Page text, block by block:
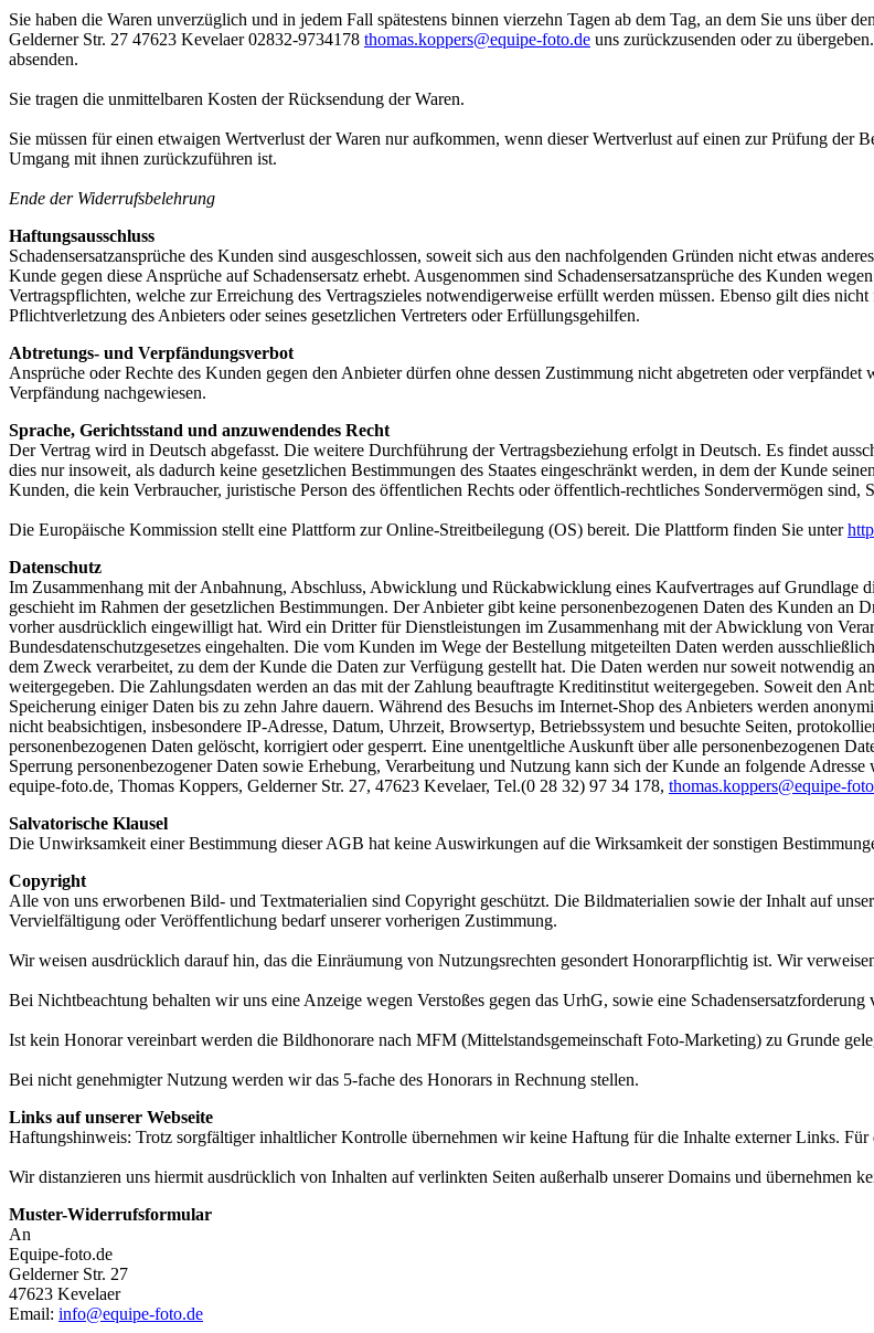
Sie haben die Waren unverzüglich und in jedem Fall spätestens binnen vierzehn Tagen ab dem Tag, an dem Sie uns über
Gelderner Str. 27 47623 Kevelaer 02832-9734178 thomas.koppers@equipe-foto.de uns zurückzusenden oder zu
absenden.
Sie tragen die unmittelbaren Kosten der Rücksendung der Waren.
Sie müssen für einen etwaigen Wertverlust der Waren nur aufkommen, wenn dieser Wertverlust auf einen zur Prüfung der
Umgang mit ihnen zurückzuführen ist.
Ende der Widerrufsbelehrung
Haftungsausschluss
Schadensersatzansprüche des Kunden sind ausgeschlossen, soweit sich aus den nachfolgenden Gründen nicht etwas
Kunde gegen diese Ansprüche auf Schadensersatz erhebt. Ausgenommen sind Schadensersatzansprüche des Kunden
Vertragspflichten, welche zur Erreichung des Vertragszieles notwendigerweise erfüllt werden müssen. Ebenso gilt dies
Pflichtverletzung des Anbieters oder seines gesetzlichen Vertreters oder Erfüllungsgehilfen.
Abtretungs- und Verpfändungsverbot
Ansprüche oder Rechte des Kunden gegen den Anbieter dürfen ohne dessen Zustimmung nicht abgetreten oder
Verpfändung nachgewiesen.
Sprache, Gerichtsstand und anzuwendendes Recht
Der Vertrag wird in Deutsch abgefasst. Die weitere Durchführung der Vertragsbeziehung erfolgt in Deutsch. Es findet
dies nur insoweit, als dadurch keine gesetzlichen Bestimmungen des Staates eingeschränkt werden, in dem der Kunde
Kunden, die kein Verbraucher, juristische Person des öffentlichen Rechts oder öffentlich-rechtliches Sondervermögen sind,
Die Europäische Kommission stellt eine Plattform zur Online-Streitbeilegung (OS) bereit. Die Plattform finden Sie unter
Datenschutz
Im Zusammenhang mit der Anbahnung, Abschluss, Abwicklung und Rückabwicklung eines Kaufvertrages auf Grundlage
geschieht im Rahmen der gesetzlichen Bestimmungen. Der Anbieter gibt keine personenbezogenen Daten des Kunden an
vorher ausdrücklich eingewilligt hat. Wird ein Dritter für Dienstleistungen im Zusammenhang mit der Abwicklung von
Bundesdatenschutzgesetzes eingehalten. Die vom Kunden im Wege der Bestellung mitgeteilten Daten werden
dem Zweck verarbeitet, zu dem der Kunde die Daten zur Verfügung gestellt hat. Die Daten werden nur soweit notwendig
weitergegeben. Die Zahlungsdaten werden an das mit der Zahlung beauftragte Kreditinstitut weitergegeben. Soweit den
Speicherung einiger Daten bis zu zehn Jahre dauern. Während des Besuchs im Internet-Shop des Anbieters werden
nicht beabsichtigen, insbesondere IP-Adresse, Datum, Uhrzeit, Browsertyp, Betriebssystem und besuchte Seiten,
personenbezogenen Daten gelöscht, korrigiert oder gesperrt. Eine unentgeltliche Auskunft über alle personenbezogenen
Sperrung personenbezogener Daten sowie Erhebung, Verarbeitung und Nutzung kann sich der Kunde an folgende Adresse
equipe-foto.de, Thomas Koppers, Gelderner Str. 27, 47623 Kevelaer, Tel.(0 28 32) 97 34 178, thomas.koppers@equipe-
Salvatorische Klausel
Die Unwirksamkeit einer Bestimmung dieser AGB hat keine Auswirkungen auf die Wirksamkeit der sonstigen
Copyright
Alle von uns erworbenen Bild- und Textmaterialien sind Copyright geschützt. Die Bildmaterialien sowie der Inhalt auf
Vervielfältigung oder Veröffentlichung bedarf unserer vorherigen Zustimmung.
Wir weisen ausdrücklich darauf hin, das die Einräumung von Nutzungsrechten gesondert Honorarpflichtig ist. Wir
Bei Nichtbeachtung behalten wir uns eine Anzeige wegen Verstoßes gegen das UrhG, sowie eine Schadensersatzforderung
Ist kein Honorar vereinbart werden die Bildhonorare nach MFM (Mittelstandsgemeinschaft Foto-Marketing) zu Grunde
Bei nicht genehmigter Nutzung werden wir das 5-fache des Honorars in Rechnung stellen.
Links auf unserer Webseite
Haftungshinweis: Trotz sorgfältiger inhaltlicher Kontrolle übernehmen wir keine Haftung für die Inhalte externer Links.
Wir distanzieren uns hiermit ausdrücklich von Inhalten auf verlinkten Seiten außerhalb unserer Domains und übernehmen
Muster-Widerrufsformular
An
Equipe-foto.de
Gelderner Str. 27
47623 Kevelaer
Email: info@equipe-foto.de